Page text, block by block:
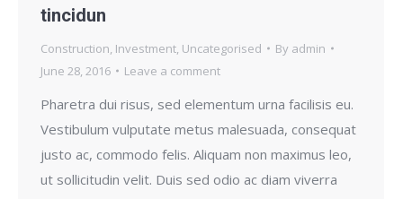
tincidun
Construction, Investment, Uncategorised By admin
June 28, 2016
Leave a comment
Pharetra dui risus, sed elementum urna facilisis eu.
Vestibulum vulputate metus malesuada, consequat
justo ac, commodo felis. Aliquam non maximus leo,
ut sollicitudin velit. Duis sed odio ac diam viverra